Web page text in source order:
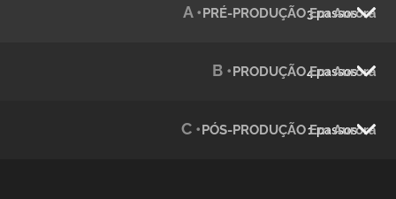
Julândia
A •PRÉ-PRODUÇÃO Em Aurora
3 passos
B •PRODUÇÃO Em Aurora
4 passos
C •PÓS-PRODUÇÃO Em Aurora
1 passos